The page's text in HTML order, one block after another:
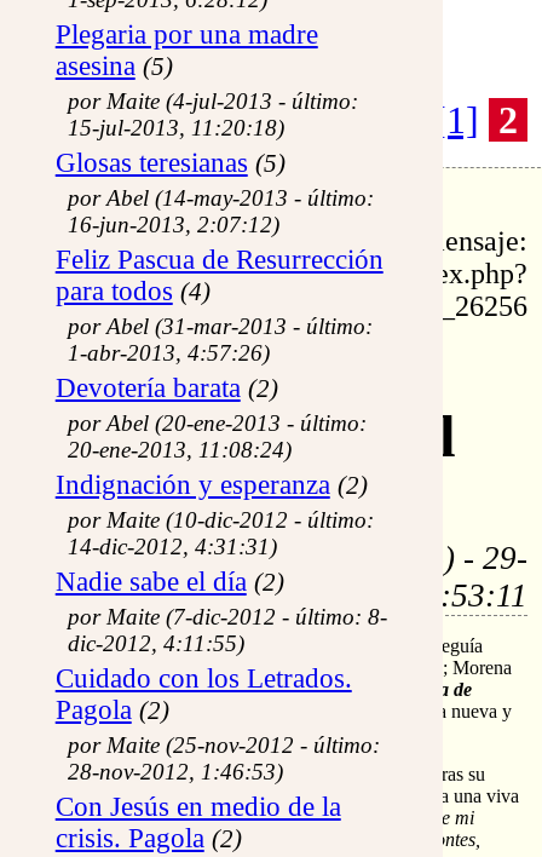
Ir a la portada del sitio
Ir a la portada de la sección
Lista de miembros registrados
normas de participación
Plegaria por una madre
asesina (5)
por Maite (4-jul-2013 - último:
15-jul-2013, 11:20:18)
Glosas teresianas (5)
por Abel (14-may-2013 - último:
16-jun-2013, 2:07:12)
Feliz Pascua de Resurrección
para todos (4)
por Abel (31-mar-2013 - último:
1-abr-2013, 4:57:26)
Devotería barata (2)
por Abel (20-ene-2013 - último:
20-ene-2013, 11:08:24)
Indignación y esperanza (2)
por Maite (10-dic-2012 - último:
14-dic-2012, 4:31:31)
Nadie sabe el día (2)
por Maite (7-dic-2012 - último: 8-
dic-2012, 4:11:55)
Cuidado con los Letrados.
Pagola (2)
por Maite (25-nov-2012 - último:
28-nov-2012, 1:46:53)
Con Jesús en medio de la
crisis. Pagola (2)
[1] 2
id: 26256
permalink de este mensaje:
https://www.eltestigofiel.org/index.php?
idu=fr_26256
Re: La
Encarnación del
Verbo
por:Jordi (219.115.231.---) - 29-
mar-2006, 8:53:11
Iba presurosa la Virgen María hacia mi casa y yo la seguía
pensando en la bienvenida. Bendita entre las mujeres; Morena
estás y graciosa; Alégrate Sión...no,noAlégrate,
llena de
Gracia. Sin saber porqué esta salutación me sonaba a nueva y
Llena de Gracia, llena de gracia yo me repetía, mientras su
silueta apresurada recortaba el lejano crepúsculo. Una una viva
imagen del canto que sus labios balbucían:
¡La voz de mi
Amado! Helo aquí que ya viene, saltando por los montes,